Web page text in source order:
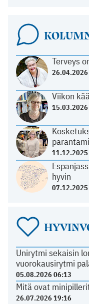
Terveys
Viikon
hyvin
Unirytmi sekaisin
vuorokausirytmi
05.08.2026 06:13
Mitä ovat
26.07.2026 19:16